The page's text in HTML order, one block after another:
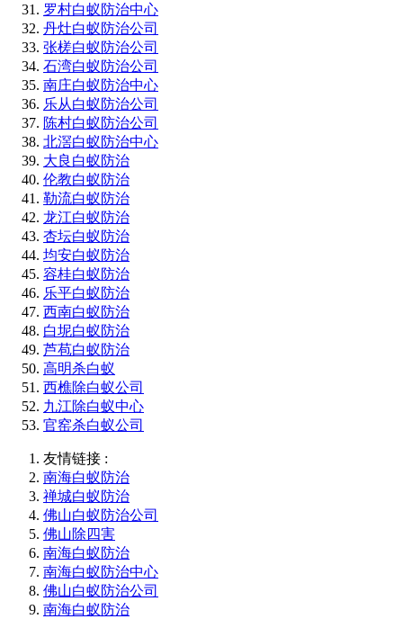
罗村白蚁防治中心
丹灶白蚁防治公司
张槎白蚁防治公司
石湾白蚁防治公司
南庄白蚁防治中心
乐从白蚁防治公司
陈村白蚁防治公司
北滘白蚁防治中心
大良白蚁防治
伦教白蚁防治
勒流白蚁防治
龙江白蚁防治
杏坛白蚁防治
均安白蚁防治
容桂白蚁防治
乐平白蚁防治
西南白蚁防治
白坭白蚁防治
芦苞白蚁防治
高明杀白蚁
西樵除白蚁公司
九江除白蚁中心
官窑杀白蚁公司
友情链接 :
南海白蚁防治
禅城白蚁防治
佛山白蚁防治公司
佛山除四害
南海白蚁防治
南海白蚁防治中心
佛山白蚁防治公司
南海白蚁防治